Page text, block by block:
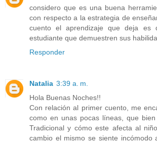
considero que es una buena
con respecto a la estrategia de
cuento el aprendizaje que deja es
estudiante que demuestren sus
Responder
Natalia 3:39 a. m.
Hola Buenas Noches!!
Con relación al primer cuento, me
como en unas pocas líneas, que
Tradicional y cómo este afecta al
cambio el mismo se siente incómodo